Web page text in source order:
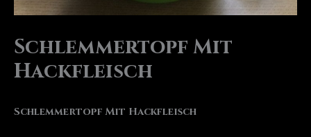
Schlemmertopf Mit
Hackfleisch
Schlemmertopf Mit Hackfleisch